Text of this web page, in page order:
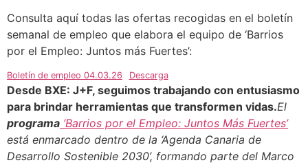
Consulta aquí todas las ofertas recogidas en el boletín
semanal de empleo que elabora el equipo de ‘Barrios
por el Empleo: Juntos más Fuertes’:
Boletín de empleo 04.03.26 Descarga
Desde BXE: J+F, seguimos trabajando con entusiasmo
para brindar herramientas que transformen vidas.El
programa ‘Barrios por el Empleo: Juntos Más Fuertes’
está enmarcado dentro de la ‘Agenda Canaria de
Desarrollo Sostenible 2030’, formando parte del Marco